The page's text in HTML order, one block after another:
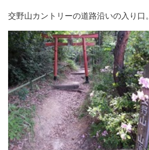
交野山カントリーの道路沿いの入り口。